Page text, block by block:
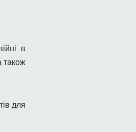
в
також
для